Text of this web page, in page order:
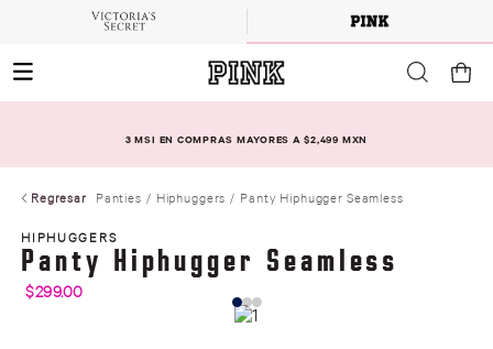
3 MSI EN COMPRAS MAYORES A $2,499 MXN
Regresar Panties Hiphuggers Panty Hiphugger Seamless
HIPHUGGERS
Panty Hiphugger Seamless
$299.00